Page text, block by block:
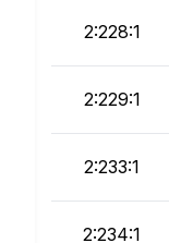
2:228:1
2:229:1
2:233:1
2:234:1